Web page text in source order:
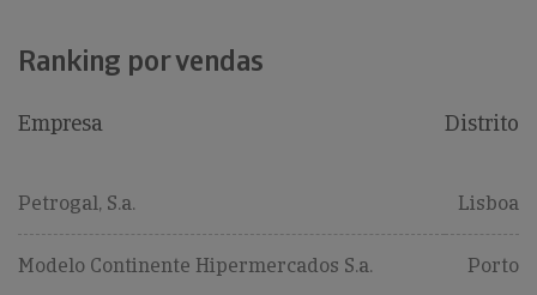
Ranking por vendas
Empresa Distrito
Petrogal, S.a. Lisboa
Modelo Continente Hipermercados S.a. Porto